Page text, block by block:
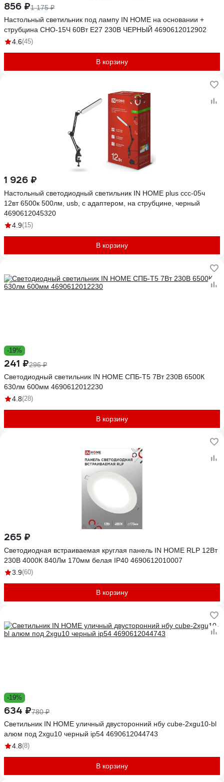
856 ₽1 175 ₽
Настольный светильник под лампу IN HOME на основании +
струбцина СНО-15Ч 60Вт E27 230В ЧЕРНЫЙ 4690612012902
4.6(45)
В корзину
1 926 ₽
Настольный светодиодный светильник IN HOME plus ссc-05ч
12вт 6500к 500лм, usb, с адаптером, на струбцине, черный
4690612045320
4.9(15)
В корзину
-19%
241 ₽296 ₽
Светодиодный светильник IN HOME СПБ-Т5 7Вт 230B 6500К
630лм 600мм 4690612012230
4.8(28)
В корзину
265 ₽
Светодиодная встраиваемая круглая панель IN HOME RLP 12Вт
230В 4000К 840Лм 170мм белая IP40 4690612010007
3.9(60)
В корзину
-19%
634 ₽780 ₽
Светильник IN HOME уличный двусторонний нбу cube-2хgu10-bl
алюм под 2хgu10 черный ip54 4690612044743
4.8(8)
В корзину